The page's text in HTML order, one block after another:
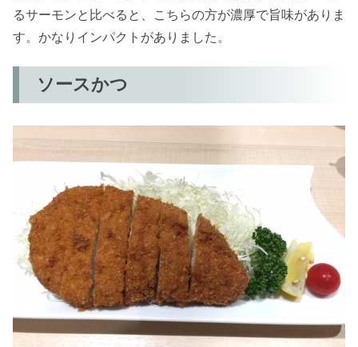
るサーモンと比べると、こちらの方が濃厚で旨味がありま
す。かなりインパクトがありました。
ソースかつ